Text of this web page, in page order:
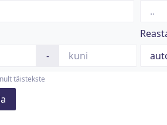
-
täistekste